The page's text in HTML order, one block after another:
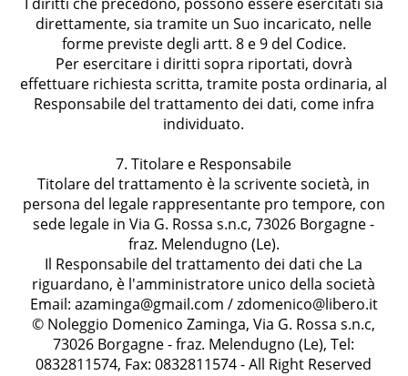
direttamente, sia tramite un Suo incaricato, nelle
forme previste degli artt. 8 e 9 del Codice.
Per esercitare i diritti sopra riportati, dovrà
effettuare richiesta scritta, tramite posta ordinaria, al
Responsabile del trattamento dei dati, come infra
individuato.
7. Titolare e Responsabile
Titolare del trattamento è la scrivente società, in
persona del legale rappresentante pro tempore, con
sede legale in Via G. Rossa s.n.c, 73026 Borgagne -
fraz. Melendugno (Le).
Il Responsabile del trattamento dei dati che La
riguardano, è l'amministratore unico della società
Email: azaminga@gmail.com / zdomenico@libero.it
© Noleggio Domenico Zaminga, Via G. Rossa s.n.c,
73026 Borgagne - fraz. Melendugno (Le), Tel:
0832811574, Fax: 0832811574 - All Right Reserved